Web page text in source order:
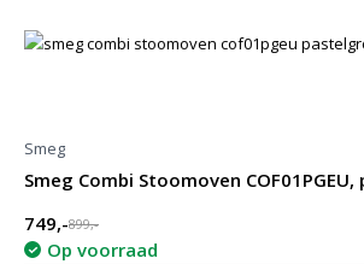
Smeg
Smeg Combi Stoomoven
749,-899,-
Op voorraad